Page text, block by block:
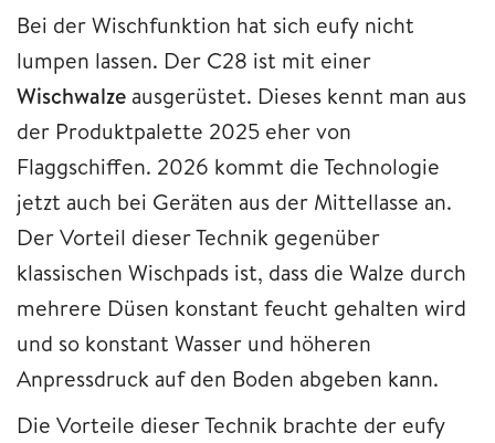
Bei der Wischfunktion hat sich eufy nicht
lumpen lassen. Der C28 ist mit einer
Wischwalze ausgerüstet. Dieses kennt man aus
der Produktpalette 2025 eher von
Flaggschiffen. 2026 kommt die Technologie
jetzt auch bei Geräten aus der Mittellasse an.
Der Vorteil dieser Technik gegenüber
klassischen Wischpads ist, dass die Walze durch
mehrere Düsen konstant feucht gehalten wird
und so konstant Wasser und höheren
Anpressdruck auf den Boden abgeben kann.
Die Vorteile dieser Technik brachte der eufy